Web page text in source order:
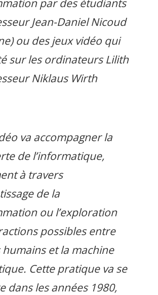
par des étudiants
Jean-Daniel Nicoud
ou des jeux vidéo qui
sur les ordinateurs Lilith
Niklaus Wirth
va accompagner la
de l’informatique,
à travers
de la
ou l’exploration
possibles entre
humains et la machine
Cette pratique va se
dans les années 1980,